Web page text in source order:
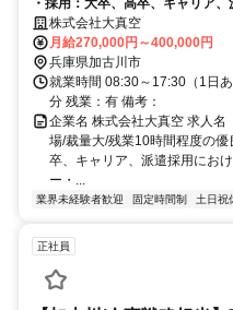
・採用：大卒、高卒、キャリア
接・フォロー・入社対応までの
施・振り返り/階層別教育企画立
株式会社大真空
月給270,000円～400,000円
兵庫県加古川市
就業時間 08:30～17:30（1日
分 残業：有 備考：
企業名 株式会社大真空 求人名
場/裁量大/残業10時間程度の
卒、キャリア、派遣採用にお
ー・...
業界未経験者歓迎 固定時間制 土日祝
正社員